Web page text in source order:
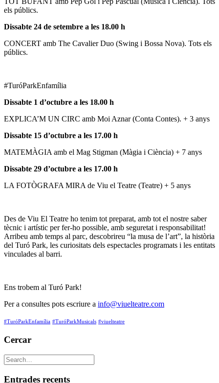
els públics.
Dissabte 24 de setembre a les 18.00 h
CONCERT amb The Cavalier Duo (Swing i Bossa Nova). Tots els
públics.
#TuróParkEnfamília
Dissabte 1 d’octubre a les 18.00 h
EXPLICA’M UN CIRC amb Moi Aznar (Conta Contes). + 3 anys
Dissabte 15 d’octubre a les 17.00 h
MATEMÀGIA amb el Mag Stigman (Màgia i Ciència) + 7 anys
Dissabte 29 d’octubre a les 17.00 h
LA FOTÒGRAFA MIRA de Viu el Teatre (Teatre) + 5 anys
Des de Viu El Teatre ho tenim tot preparat, amb tot el nostre saber
tècnic i artístic per fer-ho possible, amb seguretat i responsabilitat!
Arribeu amb temps al parc, descobrireu “la musa de l’art”, la història
del Turó Park, les curiositats dels espectacles programats i les entitats
vinculades al barri.
Ens trobem al Turó Park!
Per a consultes pots escriure a info@viuelteatre.com
#TuróParkEnfamília #TuróParkMusicals #viuelteatre
Cercar
Entrades recents